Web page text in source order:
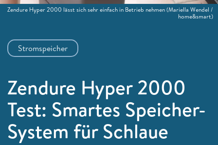
Stromspeicher
Zendure Hyper 2000
Test: Smartes Speicher-
System für Schlaue
Zendure Hyper 2000 lässt sich sehr einfach in Betrieb nehmen(Mariella Wendel /
home&smart)